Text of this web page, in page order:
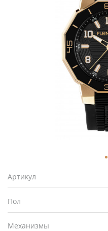
Артикул
Пол
Механизмы